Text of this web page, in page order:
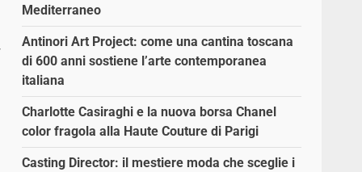
Mediterraneo
Antinori Art Project: come una cantina toscana
di 600 anni sostiene l’arte contemporanea
italiana
Charlotte Casiraghi e la nuova borsa Chanel
color fragola alla Haute Couture di Parigi
Casting Director: il mestiere moda che sceglie i